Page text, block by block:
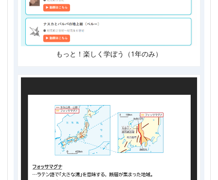
もっと！楽しく学ぼう（1年のみ）